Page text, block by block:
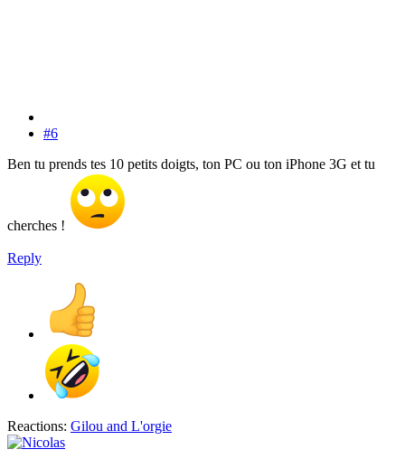
#6
Ben tu prends tes 10 petits doigts, ton PC ou ton iPhone 3G et tu
cherches !
Reply
Reactions: Gilou and L'orgie